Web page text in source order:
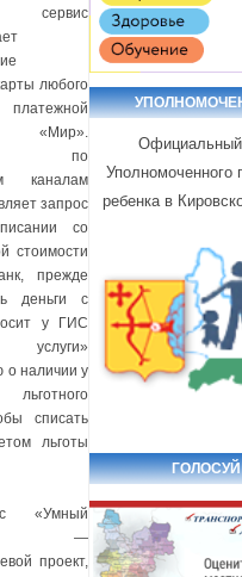
любого
«Мир».
по
каналам
запрос
со
стоимости
прежде
деньги с
у ГИС
наличии у
списать
льготы
«Умный
—
проект,
Уполномоченного
ребенка в